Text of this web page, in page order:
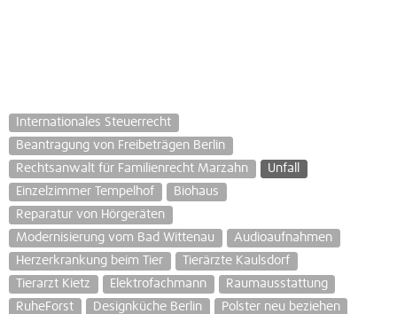
Internationales Steuerrecht
Beantragung von Freibeträgen Berlin
Rechtsanwalt für Familienrecht Marzahn
Unfall
Einzelzimmer Tempelhof
Biohaus
Reparatur von Hörgeräten
Modernisierung vom Bad Wittenau
Audioaufnahmen
Herzerkrankung beim Tier
Tierärzte Kaulsdorf
Tierarzt Kietz
Elektrofachmann
Raumausstattung
RuheForst
Designküche Berlin
Polster neu beziehen